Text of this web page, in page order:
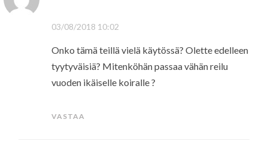
03/08/2018 10:02
Onko tämä teillä vielä käytössä? Olette edelleen
tyytyväisiä? Mitenköhän passaa vähän reilu
vuoden ikäiselle koiralle ?
VASTAA